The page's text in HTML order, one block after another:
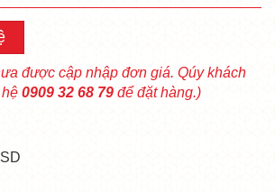
được cập nhập đơn giá. Qúy khách
0909 32 68 79 để đặt hàng.)